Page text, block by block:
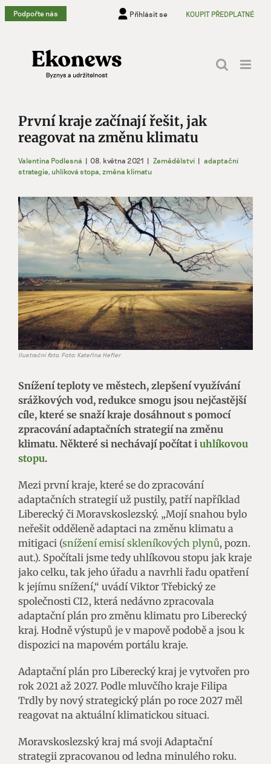
Přeskočit
na
Podpořte nás Přihlásit se KOUPIT PŘEDPLATNÉ
První kraje začínají řešit, jak
reagovat na změnu klimatu
Valentina Podlesná | 08. května 2021 | Zemědělství | adaptační
strategie, uhlíková stopa, změna klimatu
Zobrazit
větší
obrázek
Ilustrační foto. Foto: Kateřina Hefler
Snížení teploty ve městech, zlepšení využívání
srážkových vod, redukce smogu jsou nejčastější
cíle, které se snaží kraje dosáhnout s pomocí
zpracování adaptačních strategií na změnu
klimatu. Některé si nechávají počítat i uhlíkovou
stopu.
Mezi první kraje, které se do zpracování
adaptačních strategií už pustily, patří například
Liberecký či Moravskoslezský. „Mojí snahou bylo
neřešit odděleně adaptaci na změnu klimatu a
mitigaci (snížení emisí skleníkových plynů, pozn.
aut.). Spočítali jsme tedy uhlíkovou stopu jak kraje
jako celku, tak jeho úřadu a navrhli řadu opatření
k jejímu snížení,“ uvádí Viktor Třebický ze
společnosti CI2, která nedávno zpracovala
adaptační plán pro změnu klimatu pro Liberecký
kraj. Hodně výstupů je v mapově podobě a jsou k
dispozici na mapovém portálu kraje.
Adaptační plán pro Liberecký kraj je vytvořen pro
rok 2021 až 2027. Podle mluvčího kraje Filipa
Trdly by nový strategický plán po roce 2027 měl
reagovat na aktuální klimatickou situaci.
Moravskoslezský kraj má svoji Adaptační
strategii zpracovanou od ledna minulého roku.